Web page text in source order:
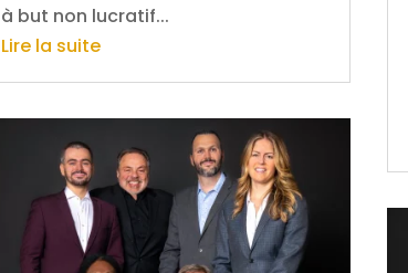
à but non lucratif...
Lire la suite